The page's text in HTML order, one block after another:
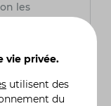
les
Cette
optimisée.
pour une
vie privée.
utilisent des
du